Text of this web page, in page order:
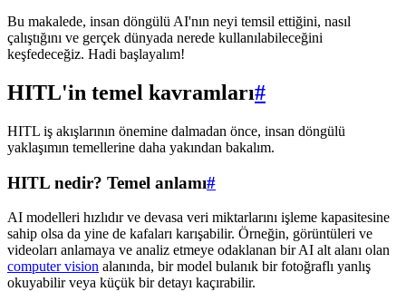
Bu makalede, insan döngülü AI'nın neyi temsil ettiğini, nasıl
çalıştığını ve gerçek dünyada nerede kullanılabileceğini
keşfedeceğiz. Hadi başlayalım!
HITL'in temel kavramları#
HITL iş akışlarının önemine dalmadan önce, insan döngülü
yaklaşımın temellerine daha yakından bakalım.
HITL nedir? Temel anlamı#
AI modelleri hızlıdır ve devasa veri miktarlarını işleme kapasitesine
sahip olsa da yine de kafaları karışabilir. Örneğin, görüntüleri ve
videoları anlamaya ve analiz etmeye odaklanan bir AI alt alanı olan
computer vision alanında, bir model bulanık bir fotoğraflı yanlış
okuyabilir veya küçük bir detayı kaçırabilir.